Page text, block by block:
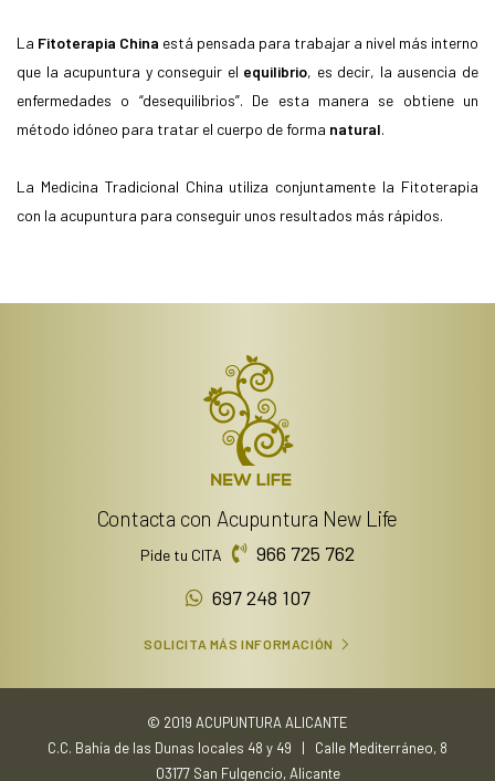
La Fitoterapia China está pensada para trabajar a nivel más interno
que la acupuntura y conseguir el equilibrio, es decir, la ausencia de
enfermedades o “desequilibrios”. De esta manera se obtiene un
método idóneo para tratar el cuerpo de forma natural.
La Medicina Tradicional China utiliza conjuntamente la Fitoterapia
con la acupuntura para conseguir unos resultados más rápidos.
Contacta con Acupuntura New Life
Pide tu CITA
966 725 762
697 248 107
SOLICITA MÁS INFORMACIÓN
© 2019 ACUPUNTURA ALICANTE
C.C. Bahía de las Dunas locales 48 y 49 | Calle Mediterráneo, 8
03177 San Fulgencio, Alicante